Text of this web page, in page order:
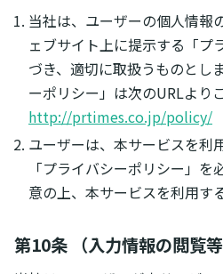
当社は、ユーザーの個人情報
ェブサイト上に提示する「プ
づき、適切に取扱うものとし
ーポリシー」は次のURLより
http://prtimes.co.jp/policy/
ユーザーは、本サービスを利
「プライバシーポリシー」
意の上、本サービスを利用す
第10条 （入力情報の閲覧等